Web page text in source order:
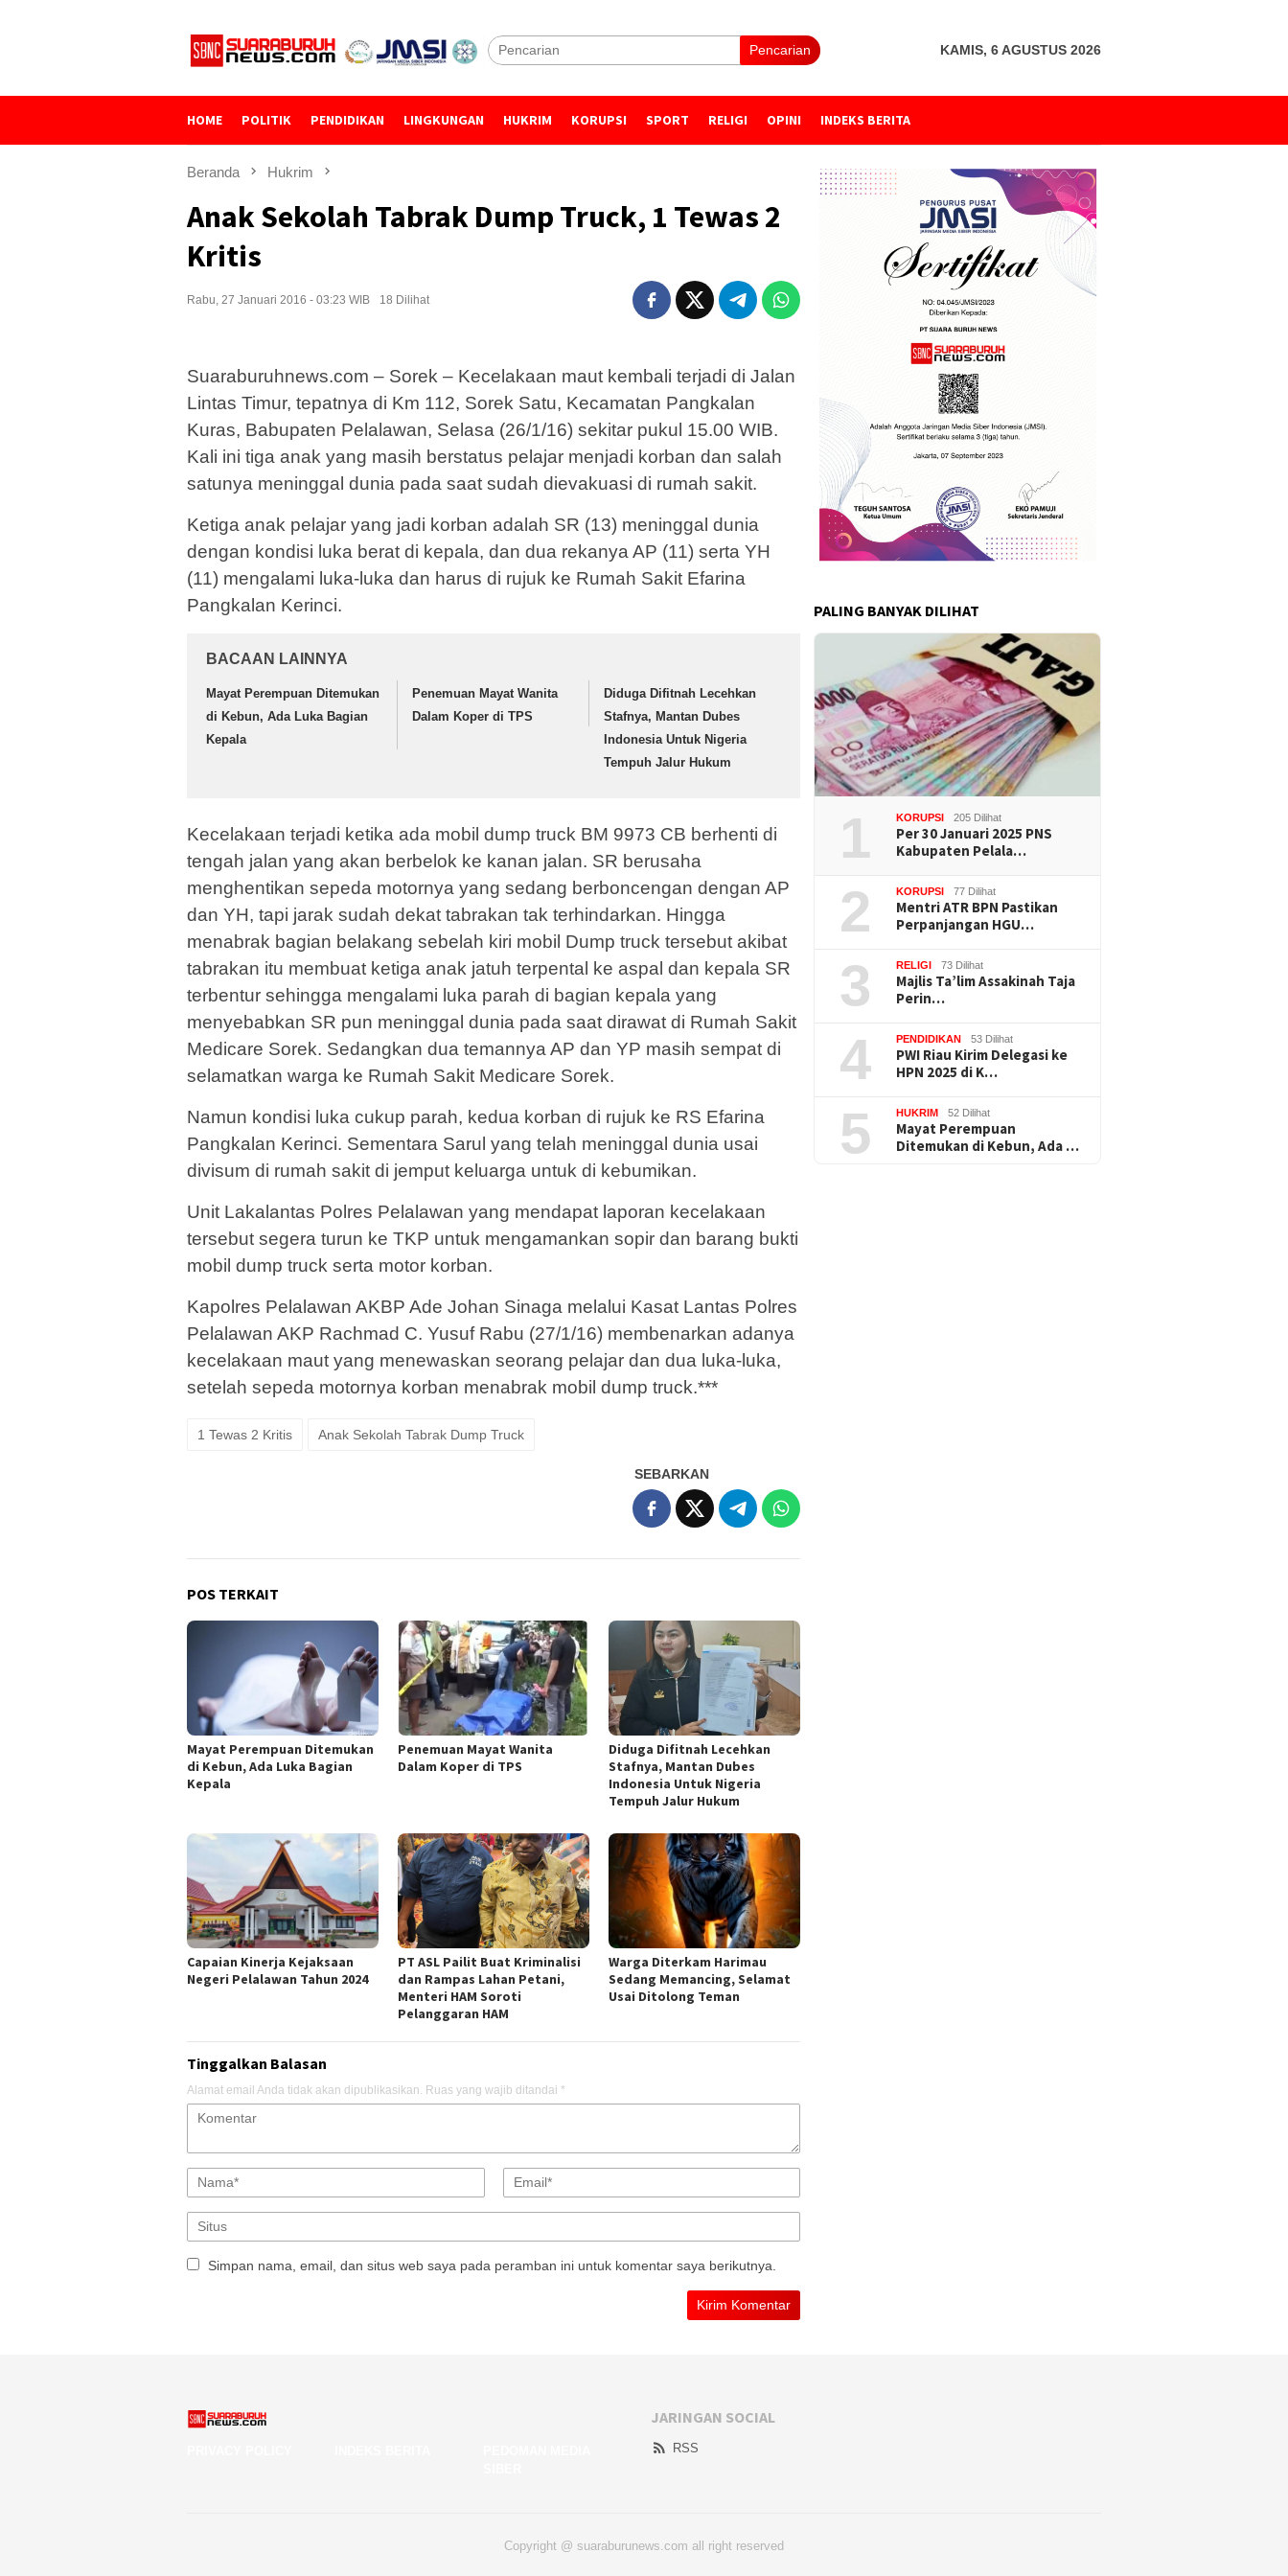
Pencarian KAMIS, 6 AGUSTUS 2026
HOME POLITIK PENDIDIKAN LINGKUNGAN HUKRIM KORUPSI SPORT RELIGI OPINI INDEKS BERITA
Beranda Hukrim
Anak Sekolah Tabrak Dump Truck, 1 Tewas 2
Kritis
Rabu, 27 Januari 2016 - 03:23 WIB 18 Dilihat
Suaraburuhnews.com – Sorek – Kecelakaan maut kembali terjadi di Jalan
Lintas Timur, tepatnya di Km 112, Sorek Satu, Kecamatan Pangkalan
Kuras, Babupaten Pelalawan, Selasa (26/1/16) sekitar pukul 15.00 WIB.
Kali ini tiga anak yang masih berstatus pelajar menjadi korban dan salah
satunya meninggal dunia pada saat sudah dievakuasi di rumah sakit.
Ketiga anak pelajar yang jadi korban adalah SR (13) meninggal dunia
dengan kondisi luka berat di kepala, dan dua rekanya AP (11) serta YH
(11) mengalami luka-luka dan harus di rujuk ke Rumah Sakit Efarina
Pangkalan Kerinci.
BACAAN LAINNYA
Mayat Perempuan Ditemukan
di Kebun, Ada Luka Bagian
Kepala
Penemuan Mayat Wanita
Dalam Koper di TPS
Diduga Difitnah Lecehkan
Stafnya, Mantan Dubes
Indonesia Untuk Nigeria
Tempuh Jalur Hukum
Kecelakaan terjadi ketika ada mobil dump truck BM 9973 CB berhenti di
tengah jalan yang akan berbelok ke kanan jalan. SR berusaha
menghentikan sepeda motornya yang sedang berboncengan dengan AP
dan YH, tapi jarak sudah dekat tabrakan tak terhindarkan. Hingga
menabrak bagian belakang sebelah kiri mobil Dump truck tersebut akibat
tabrakan itu membuat ketiga anak jatuh terpental ke aspal dan kepala SR
terbentur sehingga mengalami luka parah di bagian kepala yang
menyebabkan SR pun meninggal dunia pada saat dirawat di Rumah Sakit
Medicare Sorek. Sedangkan dua temannya AP dan YP masih sempat di
selamatkan warga ke Rumah Sakit Medicare Sorek.
Namun kondisi luka cukup parah, kedua korban di rujuk ke RS Efarina
Pangkalan Kerinci. Sementara Sarul yang telah meninggal dunia usai
divisum di rumah sakit di jemput keluarga untuk di kebumikan.
Unit Lakalantas Polres Pelalawan yang mendapat laporan kecelakaan
tersebut segera turun ke TKP untuk mengamankan sopir dan barang bukti
mobil dump truck serta motor korban.
Kapolres Pelalawan AKBP Ade Johan Sinaga melalui Kasat Lantas Polres
Pelalawan AKP Rachmad C. Yusuf Rabu (27/1/16) membenarkan adanya
kecelakaan maut yang menewaskan seorang pelajar dan dua luka-luka,
setelah sepeda motornya korban menabrak mobil dump truck.***
1 Tewas 2 Kritis Anak Sekolah Tabrak Dump Truck
SEBARKAN
POS TERKAIT
Mayat Perempuan Ditemukan
di Kebun, Ada Luka Bagian
Kepala
Penemuan Mayat Wanita
Dalam Koper di TPS
Diduga Difitnah Lecehkan
Stafnya, Mantan Dubes
Indonesia Untuk Nigeria
Tempuh Jalur Hukum
Capaian Kinerja Kejaksaan
Negeri Pelalawan Tahun 2024
PT ASL Pailit Buat Kriminalisi
dan Rampas Lahan Petani,
Menteri HAM Soroti
Pelanggaran HAM
Warga Diterkam Harimau
Sedang Memancing, Selamat
Usai Ditolong Teman
Tinggalkan Balasan
Alamat email Anda tidak akan dipublikasikan. Ruas yang wajib ditandai *
Simpan nama, email, dan situs web saya pada peramban ini untuk komentar saya berikutnya.
PALING BANYAK DILIHAT
1 KORUPSI 205 Dilihat
Per 30 Januari 2025 PNS
Kabupaten Pelala…
2 KORUPSI 77 Dilihat
Mentri ATR BPN Pastikan
Perpanjangan HGU…
3 RELIGI 73 Dilihat
Majlis Ta’lim Assakinah Taja
Perin…
4 PENDIDIKAN 53 Dilihat
PWI Riau Kirim Delegasi ke
HPN 2025 di K…
5 HUKRIM 52 Dilihat
Mayat Perempuan
Ditemukan di Kebun, Ada …
JARINGAN SOCIAL
RSS
Copyright @ suaraburunews.com all right reserved